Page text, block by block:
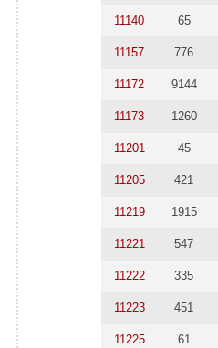
11140 65
11157 776
11172 9144
11173 1260
11201 45
11205 421
11219 1915
11221 547
11222 335
11223 451
11225 61